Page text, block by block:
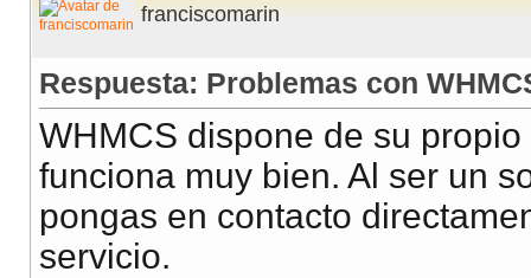
franciscomarin
Respuesta: Problemas con
WHMCS dispone de su
funciona muy bien. Al ser un
pongas en contacto
servicio.